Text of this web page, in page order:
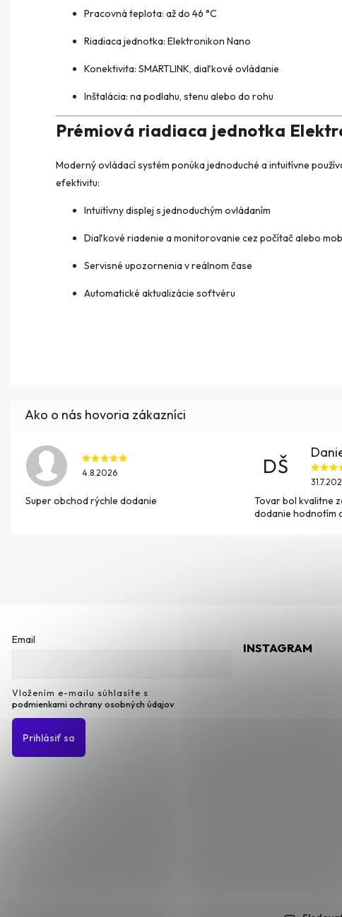
Pracovná teplota: až do 46 °C
Riadiaca jednotka: Elektronikon Nano
Konektivita: SMARTLINK, diaľkové ovládanie
Inštalácia: na podlahu, stenu alebo do rohu
Prémiová riadiaca jednotka
Moderný ovládací systém ponúka jednoduché a intuitívne
efektivitu:
Intuitívny displej s jednoduchým ovládaním
Diaľkové riadenie a monitorovanie cez počítač alebo
Servisné upozornenia v reálnom čase
Automatické aktualizácie softvéru
4.8.2026
Super obchod rýchle dodanie
DŠ
Tovar bol kvalitne
dodanie hodnotím
Email
Vložením e-mailu súhlasíte s
podmienkami ochrany osobných údajov
Prihlásiť sa
INSTAGRAM